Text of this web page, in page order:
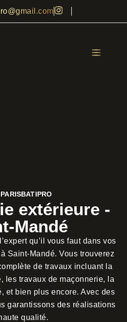
PARISBATIPRO
extérieure -
Mandé
qu’il vous faut dans vos
Saint-Mandé. Vous trouverez
de travaux incluant la
les travaux de maçonnerie, la
et bien plus encore. Avec des
garantissons des réalisations
qualité.